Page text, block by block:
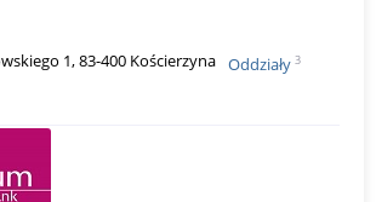
1, 83-400 Kościerzyna Oddziały 3